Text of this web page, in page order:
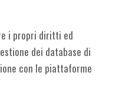
i propri diritti ed
dei database di
con le piattaforme